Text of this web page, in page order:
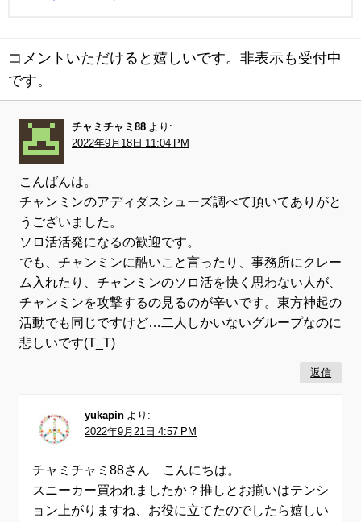
コメントいただけると嬉しいです。非表示も受付中
です。
チャミチャミ88 より:
2022年9月18日 11:04 PM
こんばんは。
チャンミンのアディダスシューズ調べて頂いてありがと
うございました。
ソロ活活発になるの歓迎です。
でも、チャンミンに酷いこと言ったり、事務所にクレー
ム入れたり、チャンミンのソロ活を快く思わない人が、
チャンミンを攻撃するの見るのが辛いです。東方神起の
活動でも同じですけど…二人しかいないグループなのに
悲しいです(T_T)
返信
yukapin より:
2022年9月21日 4:57 PM
チャミチャミ88さん こんにちは。
スニーカー買われましたか？推しとお揃いはテンシ
ョン上がりますね、お役に立てたのでしたら嬉しい